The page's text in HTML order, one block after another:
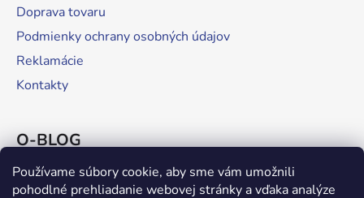
Používame súbory cookie, aby sme vám umožnili
pohodlné prehliadanie webovej stránky a vďaka analýze
Doprava tovaru
Podmienky ochrany osobných údajov
Reklamácie
Kontakty
O-BLOG
Stamox a najnovší výskum pre futbalistov